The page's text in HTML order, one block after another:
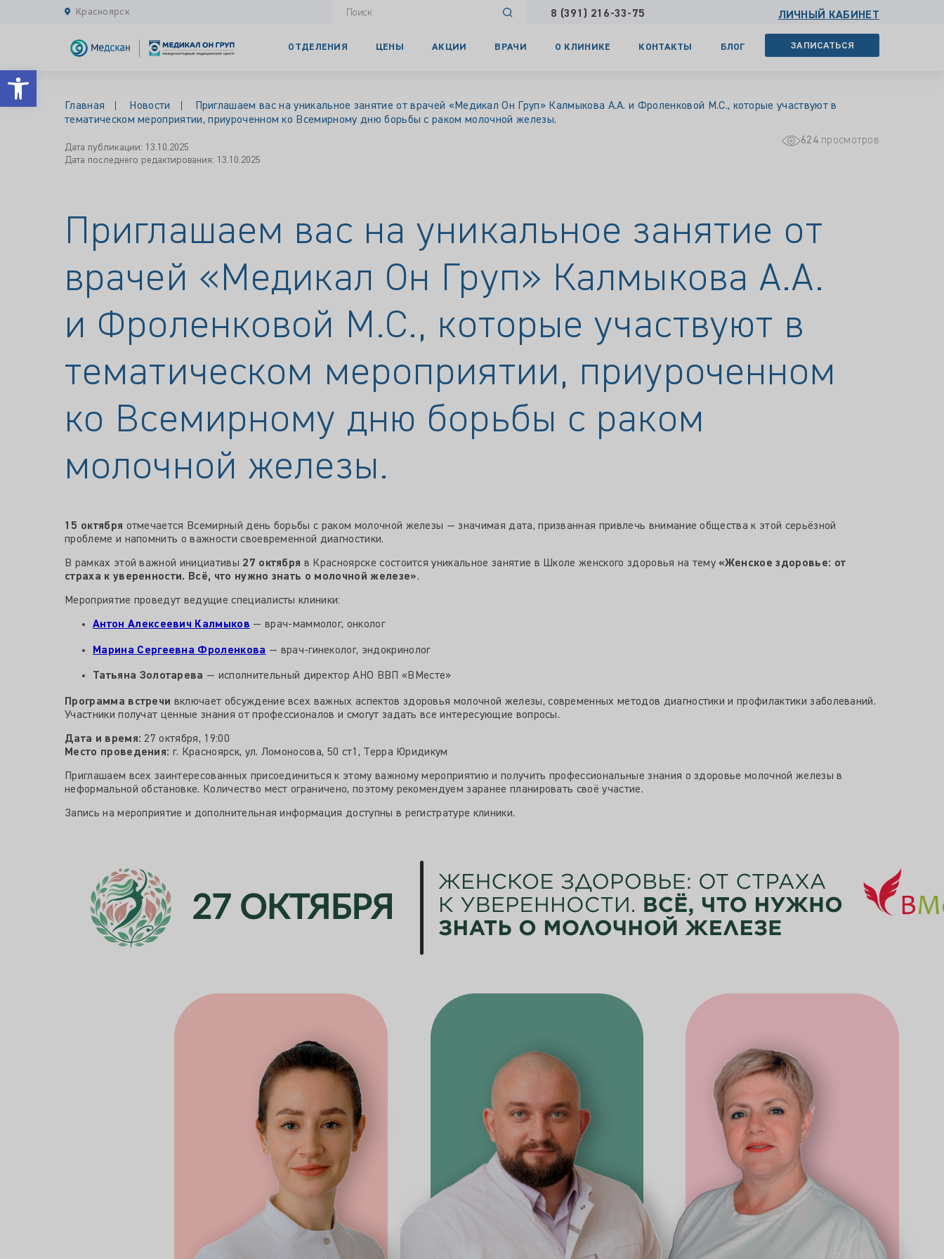
Открыть панель инструментов
Красноярск 8 (391) 216-33-75 ЛИЧНЫЙ КАБИНЕТ
ОТДЕЛЕНИЯ ЦЕНЫ АКЦИИ ВРАЧИ О КЛИНИКЕ КОНТАКТЫ БЛОГ ЗАПИСАТЬСЯ
Главная Новости
Приглашаем вас на уникальное занятие от врачей «Медикал Он Груп» Калмыкова А.А. и Фроленковой М.С., которые участвуют в
тематическом мероприятии, приуроченном ко Всемирному дню борьбы с раком молочной железы.
Дата публикации: 13.10.2025
Дата последнего редактирования: 13.10.2025
624просмотров
Приглашаем вас на уникальное занятие от
врачей «Медикал Он Груп» Калмыкова А.А.
и Фроленковой М.С., которые участвуют в
тематическом мероприятии, приуроченном
ко Всемирному дню борьбы с раком
молочной железы.
15 октября отмечается Всемирный день борьбы с раком молочной железы — значимая дата, призванная привлечь внимание общества к этой серьёзной
проблеме и напомнить о важности своевременной диагностики.
В рамках этой важной инициативы 27 октября в Красноярске состоится уникальное занятие в Школе женского здоровья на тему«Женское здоровье: от
страха к уверенности. Всё, что нужно знать о молочной железе».
Мероприятие проведут ведущие специалисты клиники:
Антон Алексеевич Калмыков — врач-маммолог, онколог
Марина Сергеевна Фроленкова — врач-гинеколог, эндокринолог
Татьяна Золотарева — исполнительный директор АНО ВВП «ВМесте»
Программа встречи включает обсуждение всех важных аспектов здоровья молочной железы, современных методов диагностики и профилактики заболеваний.
Участники получат ценные знания от профессионалов и смогут задать все интересующие вопросы.
Дата и время: 27 октября, 19:00
Место проведения: г. Красноярск, ул. Ломоносова, 50 ст1, Терра Юридикум
Приглашаем всех заинтересованных присоединиться к этому важному мероприятию и получить профессиональные знания о здоровье молочной железы в
неформальной обстановке. Количество мест ограничено, поэтому рекомендуем заранее планировать своё участие.
Запись на мероприятие и дополнительная информация доступны в регистратуре клиники.